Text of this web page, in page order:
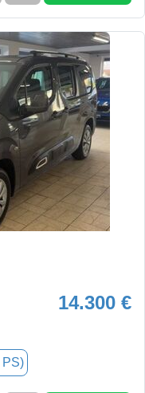
14.300 €
PS)